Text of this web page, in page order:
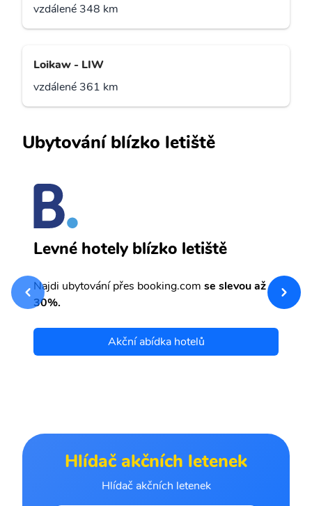
vzdálené 348 km
Loikaw - LIW
vzdálené 361 km
Ubytování blízko letiště
Levné hotely blízko letiště
Najdi ubytování přes booking.com se slevou až
30%.
Akční abídka hotelů
Hlídač akčních letenek
Hlídač akčních letenek